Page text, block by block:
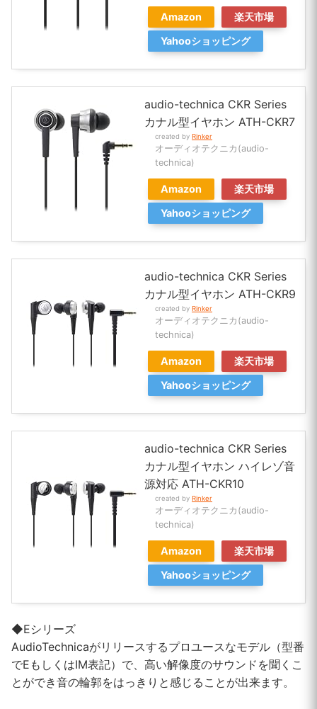
Amazon
楽天市場
Yahooショッピング
audio-technica CKR Series
カナル型イヤホン ATH-CKR7
created by Rinker
オーディオテクニカ(audio-
technica)
Amazon
楽天市場
Yahooショッピング
audio-technica CKR Series
カナル型イヤホン ATH-CKR9
created by Rinker
オーディオテクニカ(audio-
technica)
Amazon
楽天市場
Yahooショッピング
audio-technica CKR Series
カナル型イヤホン ハイレゾ音
源対応 ATH-CKR10
created by Rinker
オーディオテクニカ(audio-
technica)
Amazon
楽天市場
Yahooショッピング
◆Eシリーズ
AudioTechnicaがリリースするプロユースなモデル（型番
でEもしくはIM表記）で、高い解像度のサウンドを聞くこ
とができ音の輪郭をはっきりと感じることが出来ます。